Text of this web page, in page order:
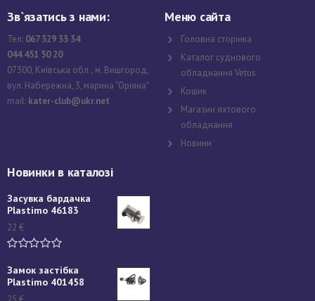
Зв`язатись з нами:
Тел: 067 329 33 34
044 451 50 20
07300, Київська обл., м. Вишгород,
вул. Набережна, 3, марина "Оріяна"
mail: kater-club@ukr.net
Меню сайта
Головна сторінка
Каталог суднового
обладнання Vetus
Кошик
Магазин яхтового
обладнання
Новини
Новинки в каталозі
Засувка бардачка
Plastimo 46183
22 €
Замок застібка
Plastimo 401458